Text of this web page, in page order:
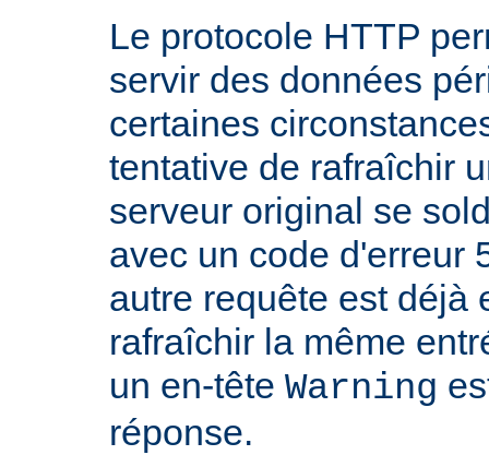
Le protocole HTTP
servir des données
certaines
tentative de rafraîchir
serveur original se
avec un code d'erreur
autre requête est déjà
rafraîchir la même
un en-tête Warning
réponse.